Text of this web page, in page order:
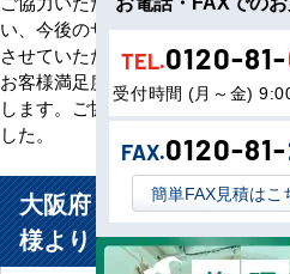
い、今後のサービス向上のためエ
させていただきます。
お客様満足度100％の評価をいた
します。ご協力いただきましたお
した。
大阪府 八尾市 金属加工
様より
TEL.0120-81-
受付時間 (月～金)
FAX.0120-81-
簡単FAX見積はこ